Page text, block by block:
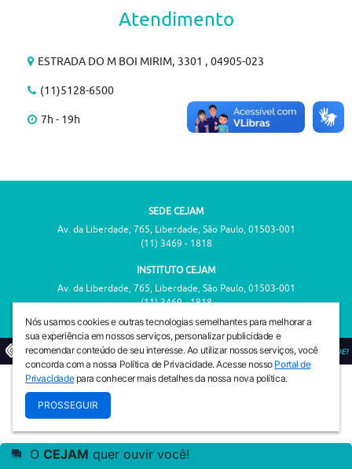
Atendimento
ESTRADA DO M BOI MIRIM, 3301 , 04905-023
(11)5128-6500
7h - 19h
SEDE CEJAM
Av. da Liberdade, 765, Liberdade, São Paulo, 01503-001
(11) 3469 - 1818
INSTITUTO CEJAM
Av. da Liberdade, 765, Liberdade, São Paulo, 01503-001
(11) 3469 - 1818
© 2026 PREVENIR É VIVER COM QUALIDADE!
Nós usamos cookies e outras tecnologias semelhantes para melhorar a
sua experiência em nossos serviços, personalizar publicidade e
recomendar conteúdo de seu interesse. Ao utilizar nossos serviços, você
concorda com a nossa Política de Privacidade. Acesse nosso Portal de
Privacidadepara conhecer mais detalhes da nossa nova política.
PROSSEGUIR
O CEJAM quer ouvir você!